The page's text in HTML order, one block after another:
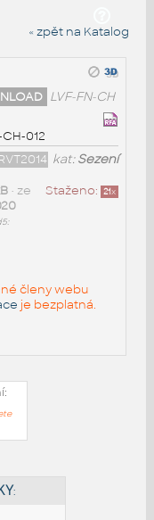
« zpět na Katalog
LVF-FN-CH
CH-012
kat:Sezení
Staženo: 21x
• ze
členy webu
je bezplatná.